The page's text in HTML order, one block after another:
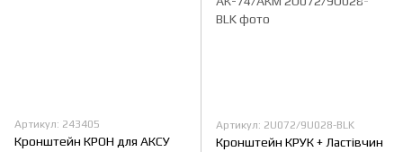
Артикул: 243405
Кронштейн КРОН для АКСУ
Артикул: 2U072/9U028-BLK
Кронштейн КРУК + Ластівчин